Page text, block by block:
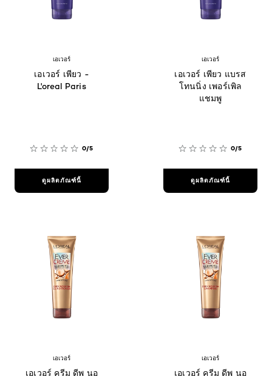
เอเวอร์
เอเวอร์ เพียว -
L'oreal Paris
0/5
ดูผลิตภัณฑ์นี้
เอเวอร์
เอเวอร์ เพียว แบรส
โทนนิ่ง เพอร์เพิล
แชมพู
0/5
ดูผลิตภัณฑ์นี้
เอเวอร์
เอเวอร์ ครีม ดีพ นอ
เอเวอร์
เอเวอร์ ครีม ดีพ นอ